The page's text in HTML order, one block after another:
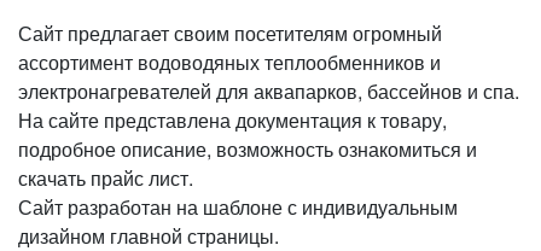
Сайт предлагает своим посетителям огромный
ассортимент водоводяных теплообменников и
электронагревателей для аквапарков, бассейнов и спа.
На сайте представлена документация к товару,
подробное описание, возможность ознакомиться и
скачать прайс лист.
Сайт разработан на шаблоне с индивидуальным
дизайном главной страницы.